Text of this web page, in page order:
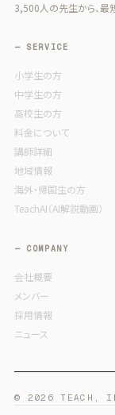
3,500人の先生から、最
— SERVICE
小学生の方
中学生の方
高校生の方
料金について
講師詳細
地域情報
海外・帰国生の方
TeachAI（AI解説動画）
— COMPANY
会社概要
メンバー
採用情報
ニュース
© 2026 TEACH,